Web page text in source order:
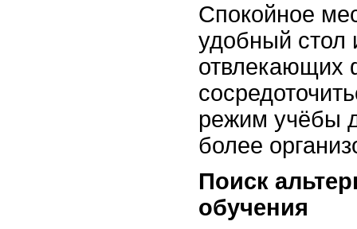
Спокойное
удобный стол
отвлекающих
режим учёбы
более
Поиск
обучения